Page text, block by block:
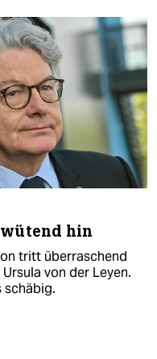
hin
tritt überraschend
von der Leyen.
schäbig.